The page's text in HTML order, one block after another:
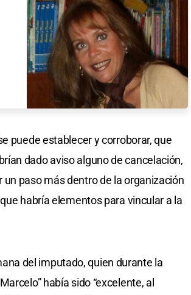
puede establecer y corroborar, que
dado aviso alguno de cancelación,
paso más dentro de la organización
habría elementos para vincular a la
del imputado, quien durante la
había sido “excelente, al